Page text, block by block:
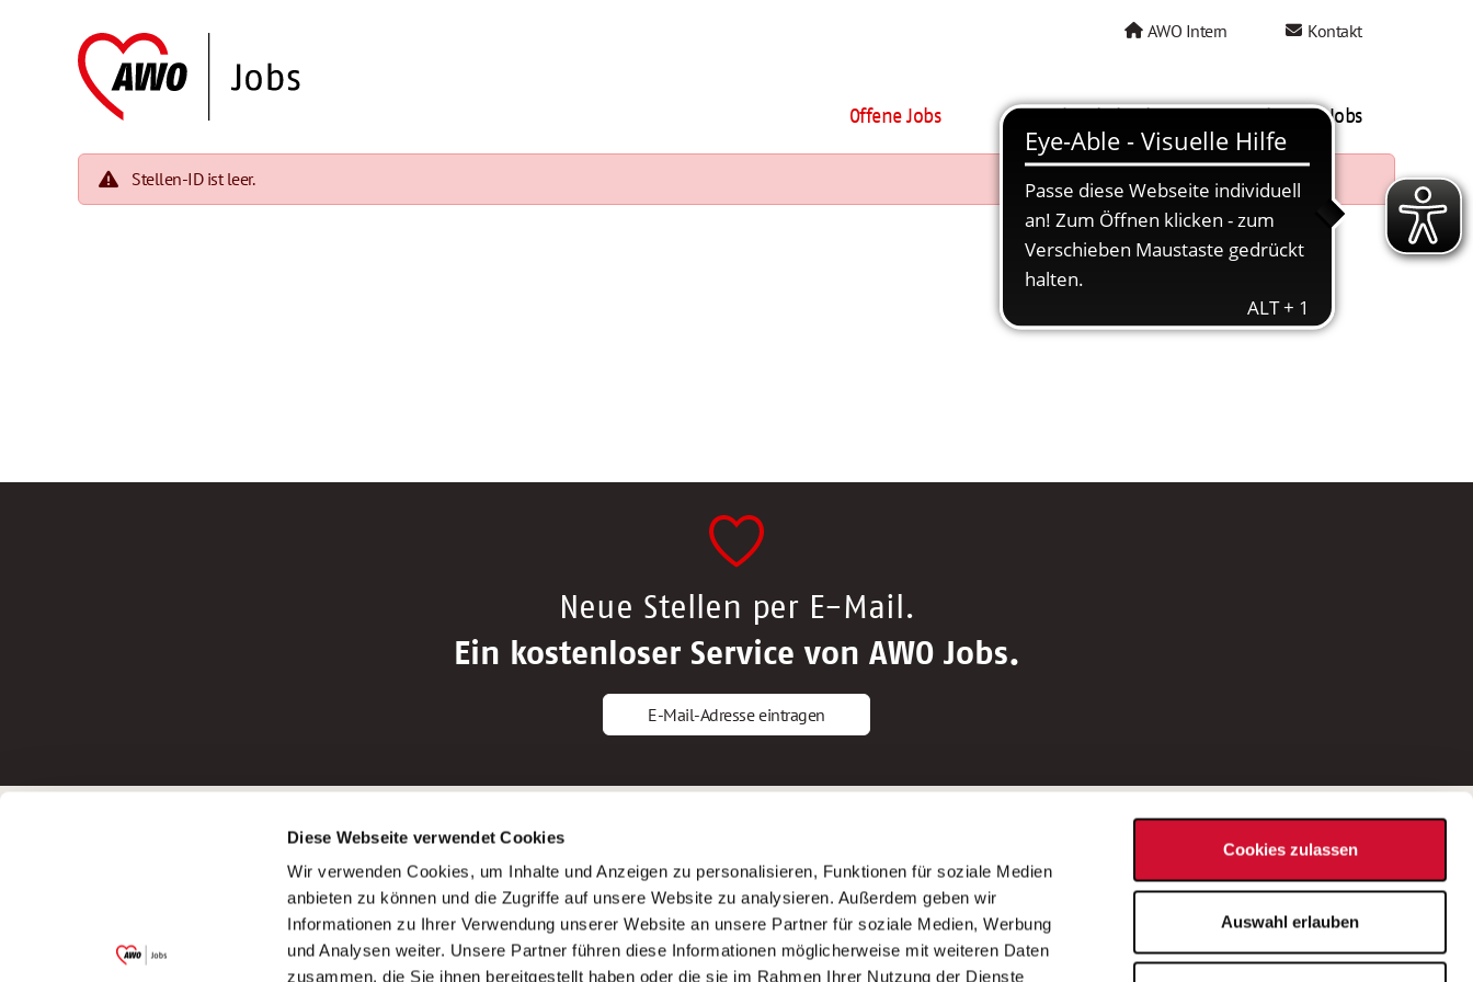
Diese Webseite verwendet Cookies
Wir verwenden Cookies, um Inhalte und Anzeigen zu personalisieren, Funktionen für soziale Medien
anbieten zu können und die Zugriffe auf unsere Website zu analysieren. Außerdem geben wir
Informationen zu Ihrer Verwendung unserer Website an unsere Partner für soziale Medien, Werbung
und Analysen weiter. Unsere Partner führen diese Informationen möglicherweise mit weiteren Daten
zusammen, die Sie ihnen bereitgestellt haben oder die sie im Rahmen Ihrer Nutzung der Dienste
Cookies zulassen
Auswahl erlauben
AWO Intern Kontakt
Offene Jobs AWO als Arbeitgeber Mein AWO Jobs
Stellen-ID ist leer.
Neue Stellen per E-Mail.
Ein kostenloser Service von AWO Jobs.
E-Mail-Adresse eintragen
Garitz Bewirtschaftungsbetriebe GmbH
(Ein Tochterunternehmen des AWO
Bezirksverbandes Unterfranken e.V.)
Bewerbungstipps
Bewerbung als Altenpfleger*in
Bewerbung als Krankenpfleger*in
Bewerbung als Altenpflegehelfer*in
Bewerbung als Erzieher*in
AWO Gliederungen nach Bundesland
Stellenangebote nach Bundesländern
Sitemap
Impressum
Datenschutz
Bei Fragen zu einer Stellenausschreibung
wenden Sie sich bitte an die*den in der
Stellenausschreibung genannte*n